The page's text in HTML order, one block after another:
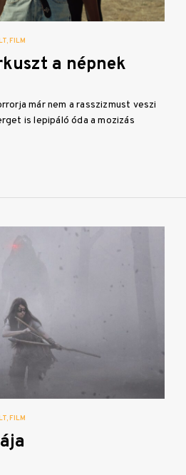
FILM
a népnek
már nem a rasszizmust veszi
is lepipáló óda a mozizás
FILM